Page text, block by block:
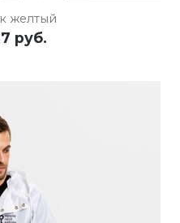
желтый
руб.